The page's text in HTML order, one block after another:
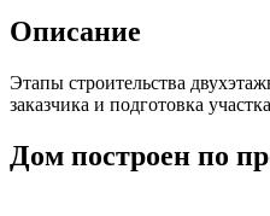
Описание
Этапы строительства
заказчика и подготовка
Дом построен по